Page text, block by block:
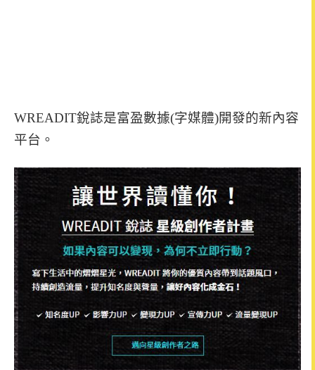
WREADIT銳誌是富盈數據(字媒體)開發的新內容
平台。